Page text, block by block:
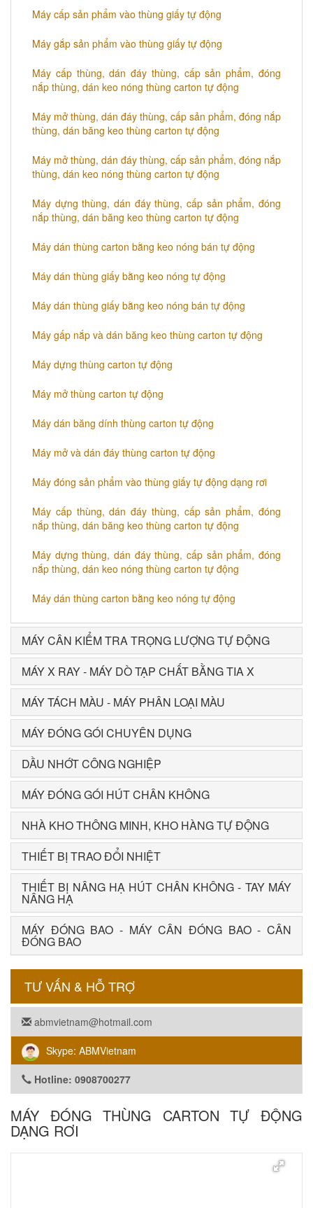
​Máy cấp sản phẩm vào thùng giấy tự động
Máy gắp sản phẩm vào thùng giấy tự động
Máy cấp thùng, dán đáy thùng, cấp sản phẩm, đóng
nắp thùng, dán keo nóng thùng carton tự động
Máy mở thùng, dán đáy thùng, cấp sản phẩm, đóng nắp
thùng, dán băng keo thùng carton tự động
Máy mở thùng, dán đáy thùng, cấp sản phẩm, đóng nắp
thùng, dán keo nóng thùng carton tự động
Máy dựng thùng, dán đáy thùng, cấp sản phẩm, đóng
nắp thùng, dán băng keo thùng carton tự động
Máy dán thùng carton bằng keo nóng bán tự động
Máy dán thùng giấy bằng keo nóng tự động
Máy dán thùng giấy bằng keo nóng bán tự động
Máy gấp nắp và dán băng keo thùng carton tự động
Máy dựng thùng carton tự động
Máy mở thùng carton tự động
Máy dán băng dính thùng carton tự động
Máy mở và dán đáy thùng carton tự động
​​Máy đóng sản phẩm vào thùng giấy tự động dạng rơi
Máy cấp thùng, dán đáy thùng, cấp sản phẩm, đóng
nắp thùng, dán băng keo thùng carton tự động
Máy dựng thùng, dán đáy thùng, cấp sản phẩm, đóng
nắp thùng, dán keo nóng thùng carton tự động
Máy dán thùng carton bằng keo nóng tự động
MÁY CÂN KIỂM TRA TRỌNG LƯỢNG TỰ ĐỘNG
MÁY X RAY - MÁY DÒ TẠP CHẤT BẰNG TIA X
MÁY TÁCH MÀU - MÁY PHÂN LOẠI MÀU
MÁY ĐÓNG GÓI CHUYÊN DỤNG
DẦU NHỚT CÔNG NGHIỆP
MÁY ĐÓNG GÓI HÚT CHÂN KHÔNG
NHÀ KHO THÔNG MINH, KHO HÀNG TỰ ĐỘNG
THIẾT BỊ TRAO ĐỔI NHIỆT
THIẾT BỊ NÂNG HẠ HÚT CHÂN KHÔNG - TAY MÁY
NÂNG HẠ
MÁY ĐÓNG BAO - MÁY CÂN ĐÓNG BAO - CÂN
ĐÓNG BAO
TƯ VẤN & HỖ TRỢ
abmvietnam@hotmail.com
Skype: ABMVietnam
Hotline: 0908700277
MÁY ĐÓNG THÙNG CARTON TỰ ĐỘNG
DẠNG RƠI